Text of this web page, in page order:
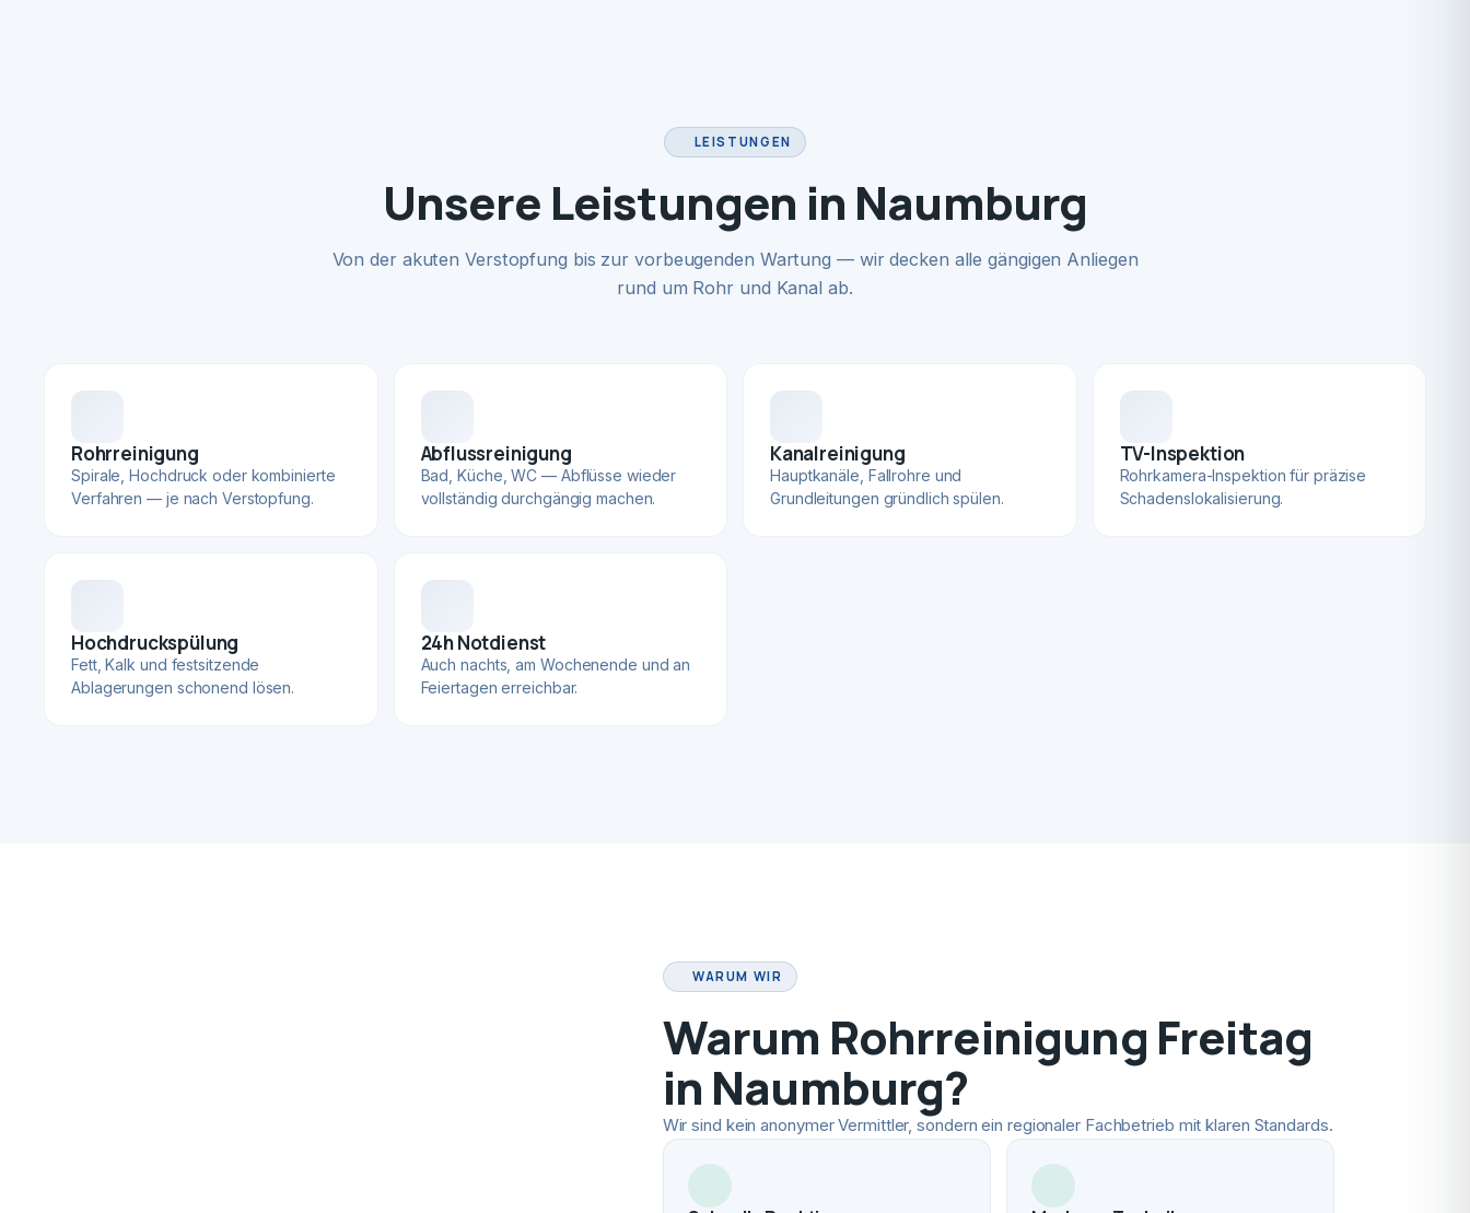
LEISTUNGEN
Unsere Leistungen in Naumburg
Von der akuten Verstopfung bis zur vorbeugenden Wartung — wir decken alle gängigen Anliegen
rund um Rohr und Kanal ab.
Rohrreinigung
Spirale, Hochdruck oder kombinierte
Verfahren — je nach Verstopfung.
Abflussreinigung
Bad, Küche, WC — Abflüsse wieder
vollständig durchgängig machen.
Kanalreinigung
Hauptkanäle, Fallrohre und
Grundleitungen gründlich spülen.
TV-Inspektion
Rohrkamera-Inspektion für präzise
Schadenslokalisierung.
Hochdruckspülung
Fett, Kalk und festsitzende
Ablagerungen schonend lösen.
24h Notdienst
Auch nachts, am Wochenende und an
Feiertagen erreichbar.
WARUM WIR
Warum Rohrreinigung Freitag
in Naumburg?
Wir sind kein anonymer Vermittler, sondern ein regionaler Fachbetrieb mit klaren Standards.